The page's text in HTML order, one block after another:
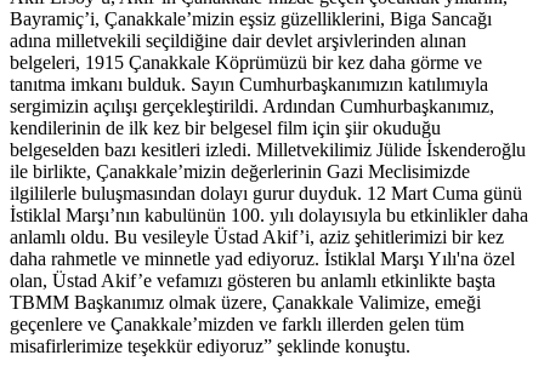
Bayramiç’i, Çanakkale’mizin eşsiz güzelliklerini, Biga Sancağı
adına milletvekili seçildiğine dair devlet arşivlerinden alınan
belgeleri, 1915 Çanakkale Köprümüzü bir kez daha görme ve
tanıtma imkanı bulduk. Sayın Cumhurbaşkanımızın katılımıyla
sergimizin açılışı gerçekleştirildi. Ardından Cumhurbaşkanımız,
kendilerinin de ilk kez bir belgesel film için şiir okuduğu
belgeselden bazı kesitleri izledi. Milletvekilimiz Jülide İskenderoğlu
ile birlikte, Çanakkale’mizin değerlerinin Gazi Meclisimizde
ilgililerle buluşmasından dolayı gurur duyduk. 12 Mart Cuma günü
İstiklal Marşı’nın kabulünün 100. yılı dolayısıyla bu etkinlikler daha
anlamlı oldu. Bu vesileyle Üstad Akif’i, aziz şehitlerimizi bir kez
daha rahmetle ve minnetle yad ediyoruz. İstiklal Marşı Yılı'na özel
olan, Üstad Akif’e vefamızı gösteren bu anlamlı etkinlikte başta
TBMM Başkanımız olmak üzere, Çanakkale Valimize, emeği
geçenlere ve Çanakkale’mizden ve farklı illerden gelen tüm
misafirlerimize teşekkür ediyoruz” şeklinde konuştu.